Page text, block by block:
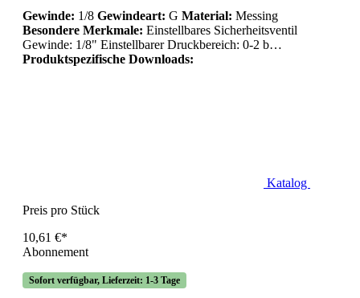
Gewinde: 1/8 Gewindeart: G Material: Messing
Besondere Merkmale: Einstellbares Sicherheitsventil
Gewinde: 1/8" Einstellbarer Druckbereich: 0-2 b…
Produktspezifische Downloads:
Katalog
Preis pro Stück
10,61 €*
Abonnement
Sofort verfügbar, Lieferzeit: 1-3 Tage